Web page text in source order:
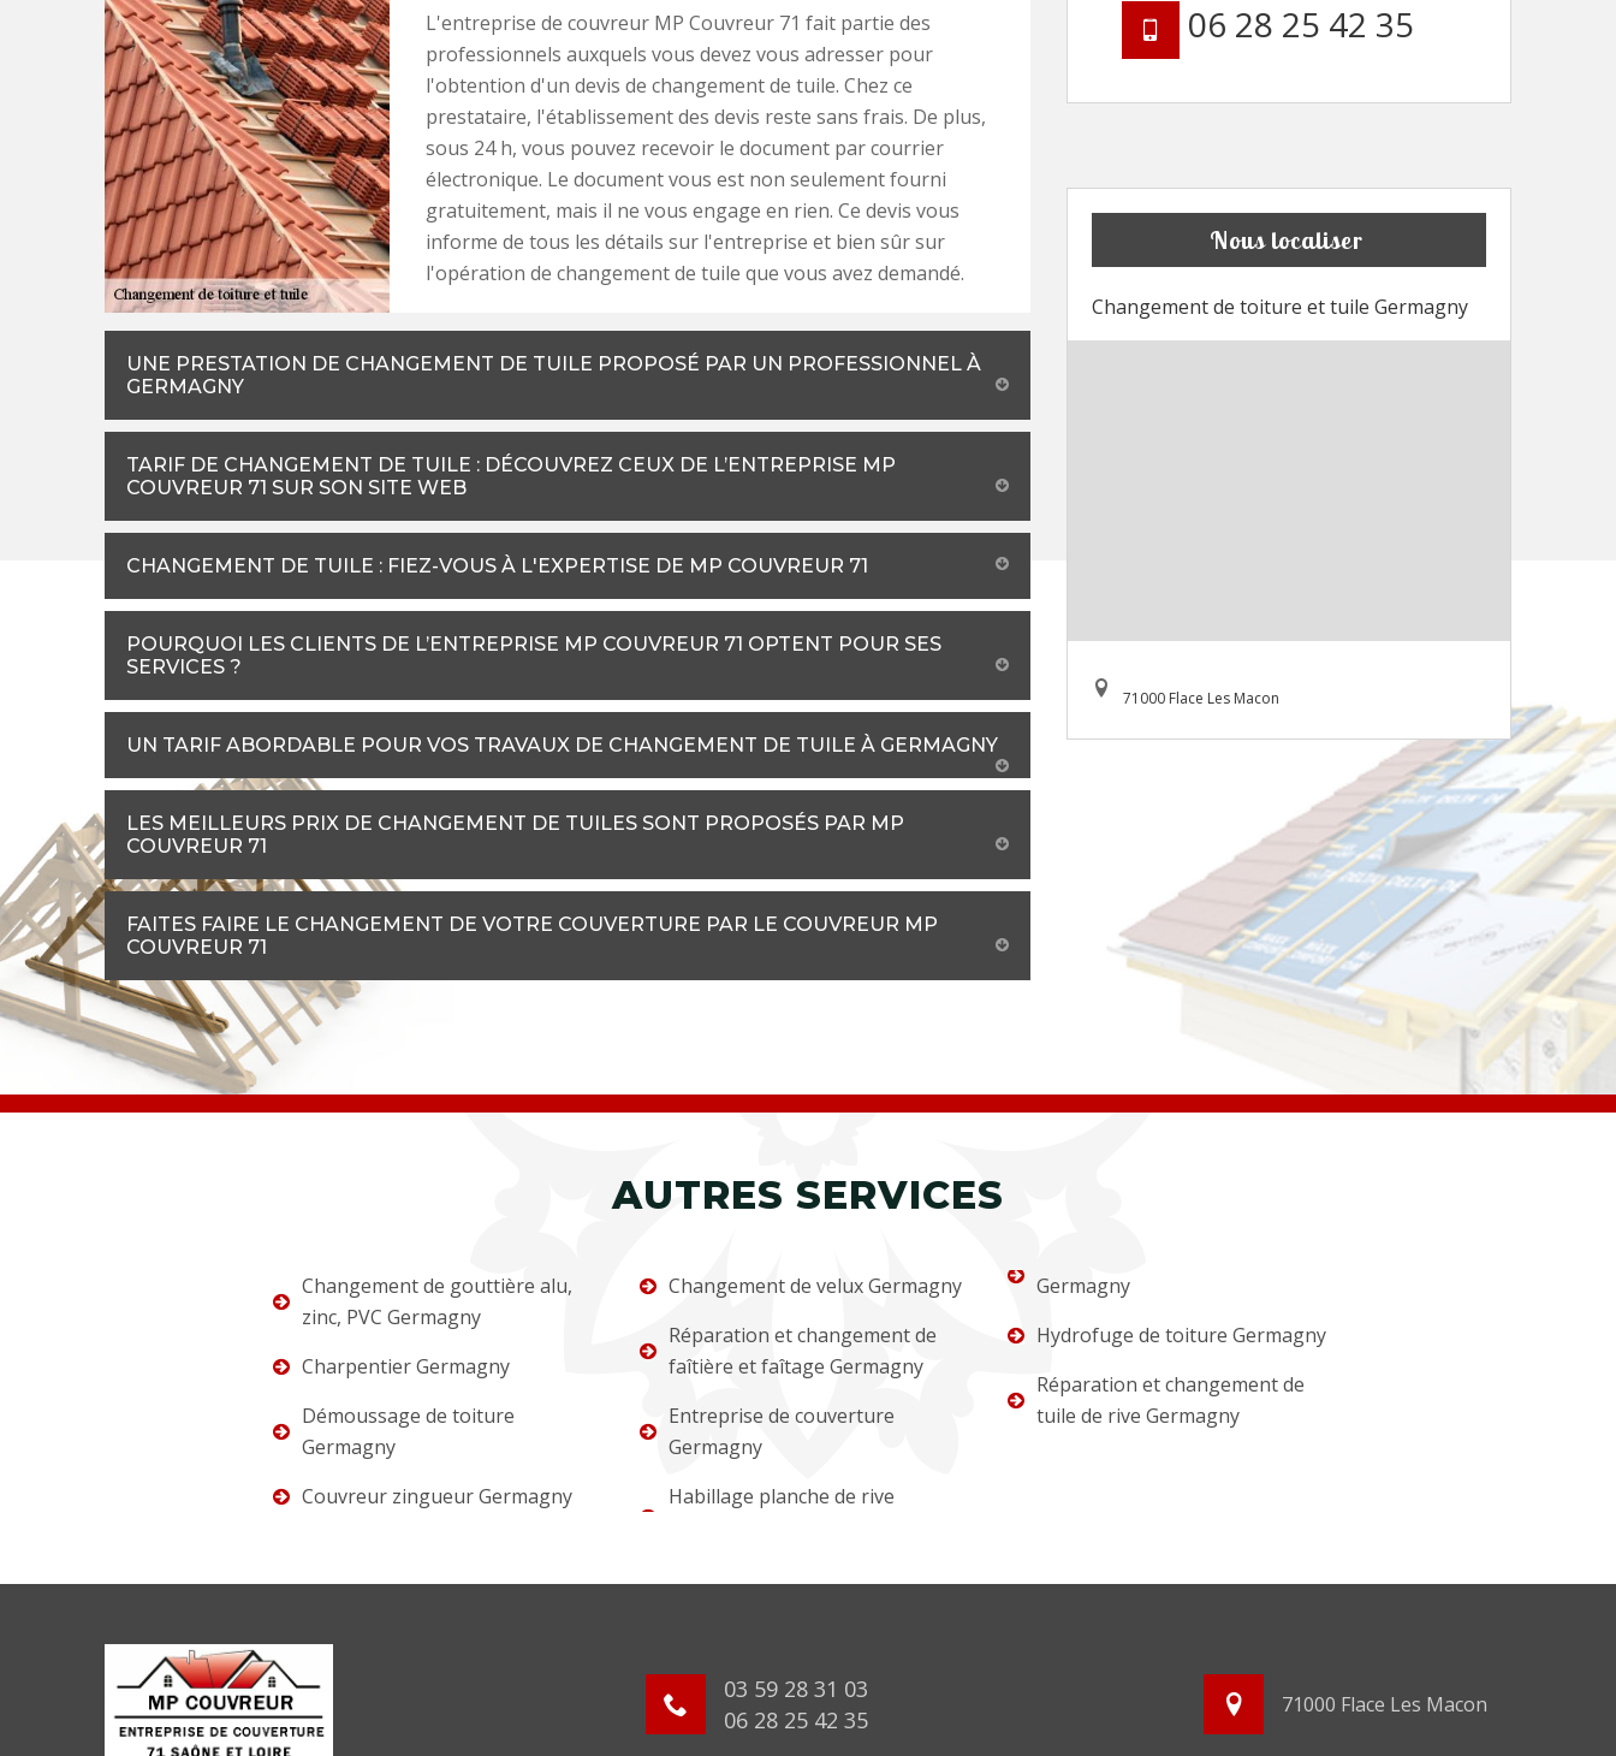
L'entreprise de couvreur MP Couvreur 71 fait partie des
professionnels auxquels vous devez vous adresser pour
l'obtention d'un devis de changement de tuile. Chez ce
prestataire, l'établissement des devis reste sans frais. De plus,
sous 24 h, vous pouvez recevoir le document par courrier
électronique. Le document vous est non seulement fourni
gratuitement, mais il ne vous engage en rien. Ce devis vous
informe de tous les détails sur l'entreprise et bien sûr sur
l'opération de changement de tuile que vous avez demandé.
UNE PRESTATION DE CHANGEMENT DE TUILE PROPOSÉ PAR UN PROFESSIONNEL À
GERMAGNY
TARIF DE CHANGEMENT DE TUILE : DÉCOUVREZ CEUX DE L’ENTREPRISE MP
COUVREUR 71 SUR SON SITE WEB
CHANGEMENT DE TUILE : FIEZ-VOUS À L'EXPERTISE DE MP COUVREUR 71
POURQUOI LES CLIENTS DE L’ENTREPRISE MP COUVREUR 71 OPTENT POUR SES
SERVICES ?
UN TARIF ABORDABLE POUR VOS TRAVAUX DE CHANGEMENT DE TUILE À GERMAGNY
LES MEILLEURS PRIX DE CHANGEMENT DE TUILES SONT PROPOSÉS PAR MP
COUVREUR 71
FAITES FAIRE LE CHANGEMENT DE VOTRE COUVERTURE PAR LE COUVREUR MP
COUVREUR 71
06 28 25 42 35
Nous localiser
Changement de toiture et tuile Germagny
71000 Flace Les Macon
AUTRES SERVICES
Changement de gouttière alu,
zinc, PVC Germagny
Charpentier Germagny
Démoussage de toiture
Germagny
Couvreur zingueur Germagny
Changement de velux Germagny
Réparation et changement de
faîtière et faîtage Germagny
Entreprise de couverture
Germagny
Habillage planche de rive
Germagny
Hydrofuge de toiture Germagny
Réparation et changement de
tuile de rive Germagny
03 59 28 31 03
06 28 25 42 35
71000 Flace Les Macon